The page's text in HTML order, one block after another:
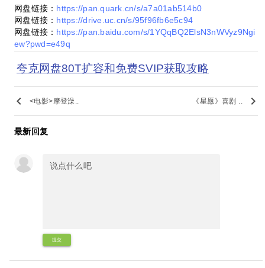
网盘链接： https://pan.quark.cn/s/a7a01ab514b0
网盘链接： https://drive.uc.cn/s/95f96fb6e5c94
网盘链接： https://pan.baidu.com/s/1YQqBQ2ElsN3nWVyz9Ngi
ew?pwd=e49q
夸克网盘80T扩容和免费SVIP获取攻略
keyboard_arrow_left <电影>摩登澡.. 《星愿》喜剧 .. keyboard_arrow_right
最新回复
提交